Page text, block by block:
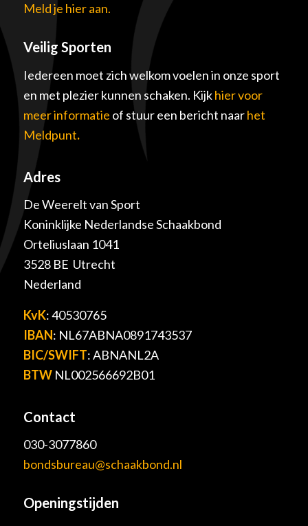
Meld je hier aan.
Veilig Sporten
Iedereen moet zich welkom voelen in onze sport
en met plezier kunnen schaken. Kijkhier voor
meer informatie of stuur een bericht naarhet
Meldpunt.
Adres
De Weerelt van Sport
Koninklijke Nederlandse Schaakbond
Orteliuslaan 1041
3528 BE Utrecht
Nederland
KvK: 40530765
IBAN: NL67ABNA0891743537
BIC/SWIFT: ABNANL2A
BTWNL002566692B01
Contact
030-3077860
bondsbureau@schaakbond.nl
Openingstijden